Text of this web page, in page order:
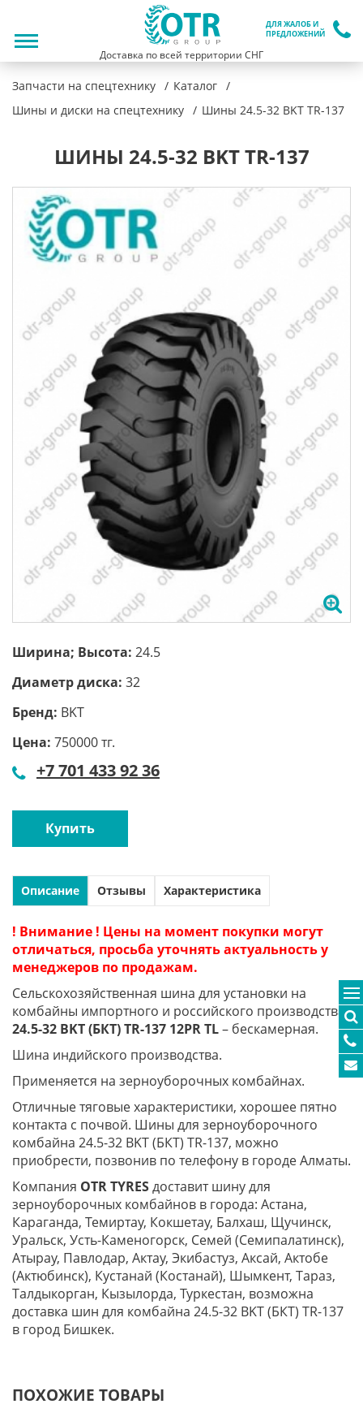
ДЛЯ ЖАЛОБ И
ПРЕДЛОЖЕНИЙ
Доставка по всей территории СНГ
Запчасти на спецтехнику
Каталог
Шины и диски на спецтехнику
Шины 24.5-32 BKT TR-137
ШИНЫ 24.5-32 BKT TR-137
Ширина; Высота: 24.5
Диаметр диска: 32
Бренд: BKT
Цена: 750000 тг.
+7 701 433 92 36
Купить
Описание Отзывы Характеристика
! Внимание ! Цены на момент покупки могут
отличаться, просьба уточнять актуальность у
менеджеров по продажам.
Сельскохозяйственная шина для установки на
комбайны импортного и российского производства
24.5-32 BKT (БКТ) TR-137 12PR TL– бескамерная.
Шина индийского производства.
Применяется на зерноуборочных комбайнах.
Отличные тяговые характеристики, хорошее пятно
контакта с почвой. Шины для зерноуборочного
комбайна 24.5-32 BKT (БКТ) TR-137, можно
приобрести, позвонив по телефону в городе Алматы.
Компания OTR TYRESдоставит шину для
зерноуборочных комбайнов в города: Астана,
Караганда, Темиртау, Кокшетау, Балхаш, Щучинск,
Уральск, Усть-Каменогорск, Семей (Семипалатинск),
Атырау, Павлодар, Актау, Экибастуз, Аксай, Актобе
(Актюбинск), Кустанай (Костанай), Шымкент, Тараз,
Талдыкорган, Кызылорда, Туркестан, возможна
доставка шин для комбайна 24.5-32 BKT (БКТ) TR-137
в город Бишкек.
ПОХОЖИЕ ТОВАРЫ